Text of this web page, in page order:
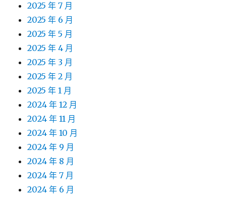
2025 年 7 月
2025 年 6 月
2025 年 5 月
2025 年 4 月
2025 年 3 月
2025 年 2 月
2025 年 1 月
2024 年 12 月
2024 年 11 月
2024 年 10 月
2024 年 9 月
2024 年 8 月
2024 年 7 月
2024 年 6 月